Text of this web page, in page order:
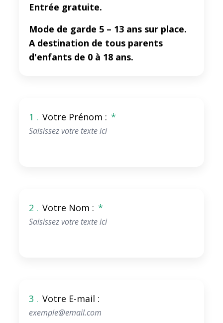
Entrée gratuite.
Mode de garde 5 – 13 ans sur place.
A destination de tous parents
d'enfants de 0 à 18 ans.
1 . Votre Prénom : *
2 . Votre Nom : *
3 . Votre E-mail :